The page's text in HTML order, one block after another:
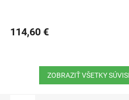
114,60 €
ZOBRAZIŤ VŠETKY